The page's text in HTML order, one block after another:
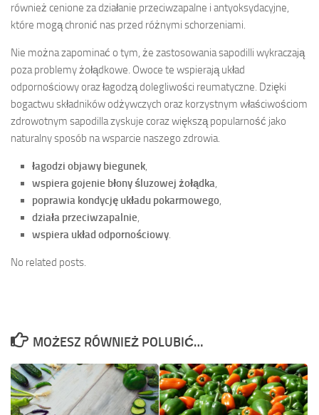
również cenione za działanie przeciwzapalne i antyoksydacyjne,
które mogą chronić nas przed różnymi schorzeniami.
Nie można zapominać o tym, że zastosowania sapodilli wykraczają
poza problemy żołądkowe. Owoce te wspierają układ
odpornościowy oraz łagodzą dolegliwości reumatyczne. Dzięki
bogactwu składników odżywczych oraz korzystnym właściwościom
zdrowotnym sapodilla zyskuje coraz większą popularność jako
naturalny sposób na wsparcie naszego zdrowia.
łagodzi objawy biegunek,
wspiera gojenie błony śluzowej żołądka,
poprawia kondycję układu pokarmowego,
działa przeciwzapalnie,
wspiera układ odpornościowy.
No related posts.
MOŻESZ RÓWNIEŻ POLUBIĆ…